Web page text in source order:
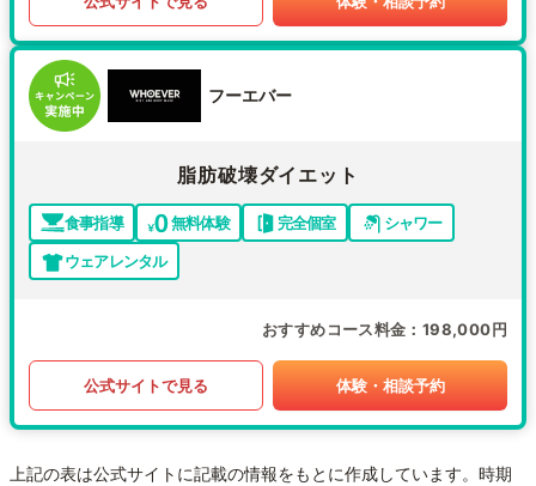
フーエバー
脂肪破壊ダイエット
食事指導 無料体験 完全個室
シャワー
ウェアレンタル
おすすめコース料金 198,000円
公式サイトで見る 体験・相談予約
上記の表は公式サイトに記載の情報をもとに作成しています。時期